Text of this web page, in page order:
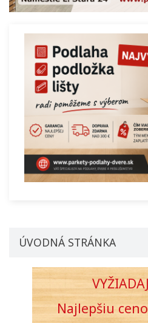
ÚVODNÁ STRÁNKA
Najlepšiu